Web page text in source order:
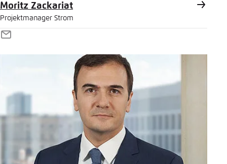
Moritz Zackariat
Projektmanager Strom
E-
Mail